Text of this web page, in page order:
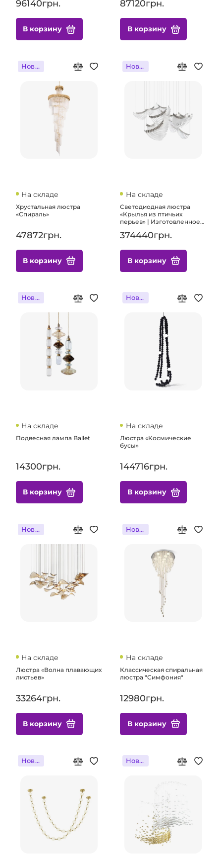
96140грн.
В корзину
элитных резиденций и
87120грн.
В корзину
Новинка
На складе
Хрустальная люстра
«Спираль»
47872грн.
В корзину
Новинка
На складе
Светодиодная люстра
«Крылья из птичьих
перьев» | Изготовленное
элитных домов и
374440грн.
В корзину
Новинка
На складе
Подвесная лампа Ballet
14300грн.
В корзину
Новинка
На складе
Люстра «Космические
бусы»
144716грн.
В корзину
Новинка
На складе
Люстра «Волна плавающих
листьев»
33264грн.
В корзину
Новинка
На складе
Классическая спиральная
люстра "Симфония"
12980грн.
В корзину
Новинка Новинка